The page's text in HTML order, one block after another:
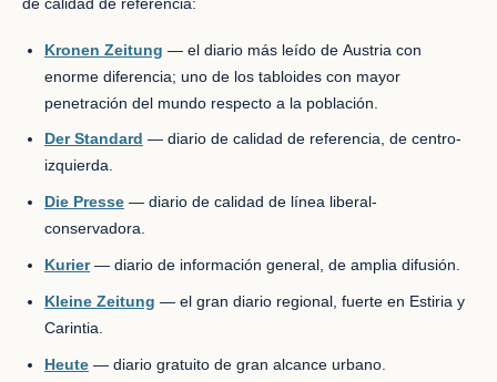
de calidad de referencia:
Kronen Zeitung — el diario más leído de Austria con
enorme diferencia; uno de los tabloides con mayor
penetración del mundo respecto a la población.
Der Standard — diario de calidad de referencia, de centro-
izquierda.
Die Presse — diario de calidad de línea liberal-
conservadora.
Kurier— diario de información general, de amplia difusión.
Kleine Zeitung — el gran diario regional, fuerte en Estiria y
Carintia.
Heute — diario gratuito de gran alcance urbano.